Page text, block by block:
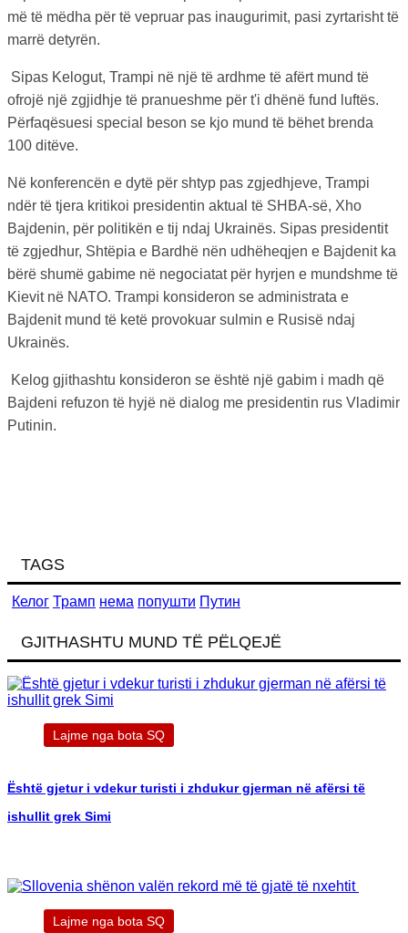
më të mëdha për të vepruar pas inaugurimit, pasi zyrtarisht të
marrë detyrën.
Sipas Kelogut, Trampi në një të ardhme të afërt mund të
ofrojë një zgjidhje të pranueshme për t'i dhënë fund luftës.
Përfaqësuesi special beson se kjo mund të bëhet brenda
100 ditëve.
Në konferencën e dytë për shtyp pas zgjedhjeve, Trampi
ndër të tjera kritikoi presidentin aktual të SHBA-së, Xho
Bajdenin, për politikën e tij ndaj Ukrainës. Sipas presidentit
të zgjedhur, Shtëpia e Bardhë nën udhëheqjen e Bajdenit ka
bërë shumë gabime në negociatat për hyrjen e mundshme të
Kievit në NATO. Trampi konsideron se administrata e
Bajdenit mund të ketë provokuar sulmin e Rusisë ndaj
Ukrainës.
Kelog gjithashtu konsideron se është një gabim i madh që
Bajdeni refuzon të hyjë në dialog me presidentin rus Vladimir
Putinin.
TAGS
Келог Трамп нема попушти Путин
GJITHASHTU MUND TË PËLQEJË
Lajme nga bota SQ
Është gjetur i vdekur turisti i zhdukur gjerman në afërsi të
ishullit grek Simi
Lajme nga bota SQ